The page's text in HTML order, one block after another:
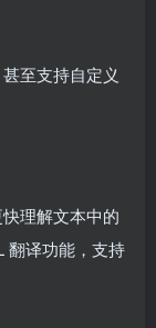
至支持自定义
理解文本中的
翻译功能，支持